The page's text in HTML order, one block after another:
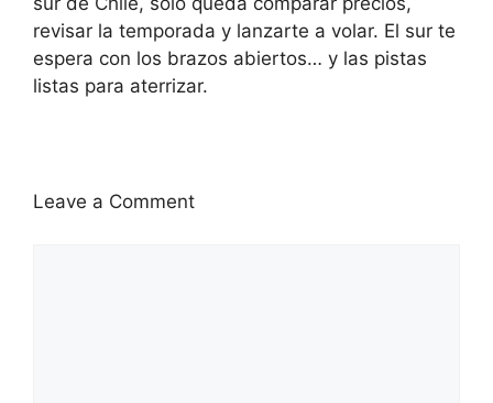
revisar la temporada y lanzarte a volar. El sur te
espera con los brazos abiertos… y las pistas
listas para aterrizar.
Leave a Comment